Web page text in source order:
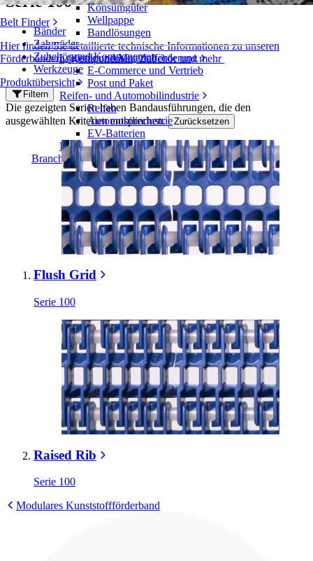
Belt Finder
Hier finden Sie detaillierte technische Informationen zu unseren
Förderbändern, Komponenten, Zubehör und mehr
Produktübersicht
Konsumgüter
Wellpappe
Bandlösungen
Logistik und Materialförderung
E-Commerce und Vertrieb
Post und Paket
Reifen- und Automobilindustrie
Reifen
Automobilindustrie
EV-Batterien
Industrieproduktion
Branchenübersicht
Bänder
Zahnräder
Zubehör und Komponenten
Werkzeuge
Filtern
Die gezeigten Serien haben Bandausführungen, die den
ausgewählten Kriterien entsprechen.
Zurücksetzen
Flush Grid
Serie 100
Raised Rib
Serie 100
Modulares Kunststoffförderband